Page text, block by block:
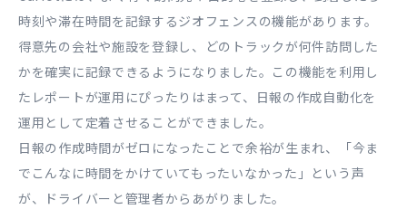
時刻や滞在時間を記録するジオフェンスの機能があります。
得意先の会社や施設を登録し、どのトラックが何件訪問した
かを確実に記録できるようになりました。この機能を利用し
たレポートが運用にぴったりはまって、日報の作成自動化を
運用として定着させることができました。
日報の作成時間がゼロになったことで余裕が生まれ、「今ま
でこんなに時間をかけていてもったいなかった」という声
が、ドライバーと管理者からあがりました。